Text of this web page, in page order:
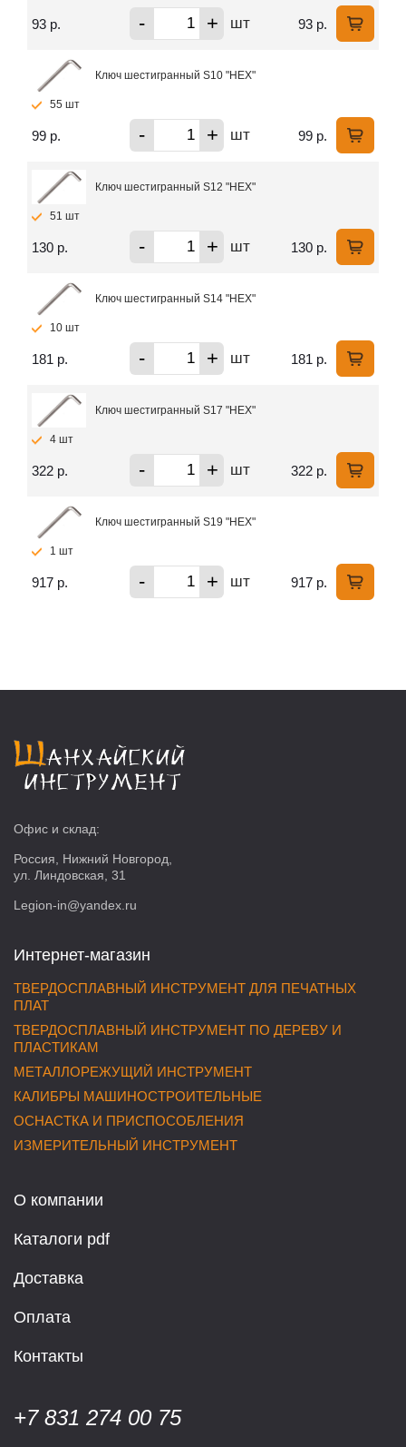
93 р. - + шт 93 р.
Ключ шестигранный S10 "HEX"
55 шт
99 р. - + шт 99 р.
Ключ шестигранный S12 "HEX"
51 шт
130 р. - + шт 130 р.
Ключ шестигранный S14 "HEX"
10 шт
181 р. - + шт 181 р.
Ключ шестигранный S17 "HEX"
4 шт
322 р. - + шт 322 р.
Ключ шестигранный S19 "HEX"
1 шт
917 р. - + шт 917 р.
Офис и склад:
Россия, Нижний Новгород,
ул. Линдовская, 31
Legion-in@yandex.ru
Интернет-магазин
ТВЕРДОСПЛАВНЫЙ ИНСТРУМЕНТ ДЛЯ ПЕЧАТНЫХ
ПЛАТ
ТВЕРДОСПЛАВНЫЙ ИНСТРУМЕНТ ПО ДЕРЕВУ И
ПЛАСТИКАМ
МЕТАЛЛОРЕЖУЩИЙ ИНСТРУМЕНТ
КАЛИБРЫ МАШИНОСТРОИТЕЛЬНЫЕ
ОСНАСТКА И ПРИСПОСОБЛЕНИЯ
ИЗМЕРИТЕЛЬНЫЙ ИНСТРУМЕНТ
О компании
Каталоги pdf
Доставка
Оплата
Контакты
+7 831 274 00 75